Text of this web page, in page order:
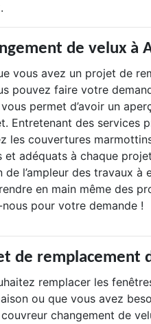
de velux à
vous avez un projet de
pouvez faire votre
permet d’avoir un
Entretenant des services
les couvertures
et adéquats à chaque
de l’ampleur des travaux à
en main même des
pour votre demande !
de remplacement
remplacer les
ou que vous avez
changement de